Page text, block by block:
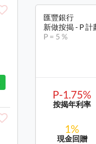
匯豐銀行
新做按揭 - P 計
P = 5 %
P-1.75%
按揭年利率
1%
現金回贈